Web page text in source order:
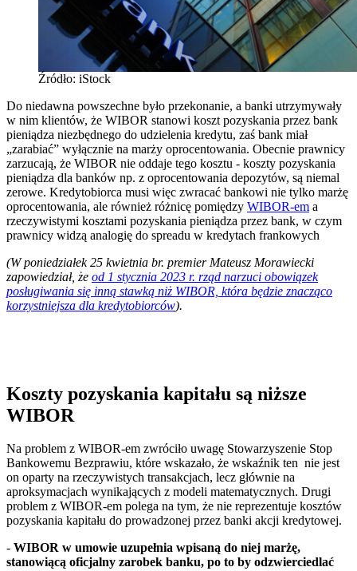
Źródło: iStock
Do niedawna powszechne było przekonanie, a banki utrzymywały
w nim klientów, że WIBOR stanowi koszt pozyskania przez bank
pieniądza niezbędnego do udzielenia kredytu, zaś bank miał
„zarabiać” wyłącznie na marży oprocentowania. Obecnie prawnicy
zarzucają, że WIBOR nie oddaje tego kosztu - koszty pozyskania
pieniądza dla banków np. z oprocentowania depozytów, są niemal
zerowe. Kredytobiorca musi więc zwracać bankowi nie tylko marżę
oprocentowania, ale również różnicę pomiędzy WIBOR-em a
rzeczywistymi kosztami pozyskania pieniądza przez bank, w czym
prawnicy widzą analogię do spreadu w kredytach frankowych
(W poniedziałek 25 kwietnia br. premier Mateusz Morawiecki
zapowiedział, że od 1 stycznia 2023 r. rząd narzuci obowiązek
posługiwania się inną stawką niż WIBOR, która będzie znacząco
korzystniejsza dla kredytobiorców).
Koszty pozyskania kapitału są niższe
WIBOR
Na problem z WIBOR-em zwróciło uwagę Stowarzyszenie Stop
Bankowemu Bezprawiu, które wskazało, że wskaźnik ten nie jest
on oparty na rzeczywistych transakcjach, lecz głównie na
aproksymacjach wynikających z modeli matematycznych. Drugi
problem z WIBOR-em polega na tym, że nie reprezentuje kosztów
pozyskania kapitału do prowadzonej przez banki akcji kredytowej.
- WIBOR w umowie uzupełnia wpisaną do niej marżę,
stanowiącą oficjalny zarobek banku, po to by odzwierciedlać